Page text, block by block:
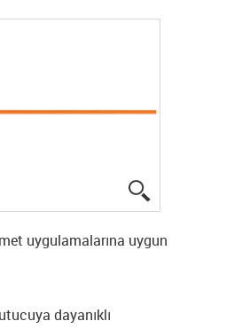
uygulamalarına uygun
dayanıklı